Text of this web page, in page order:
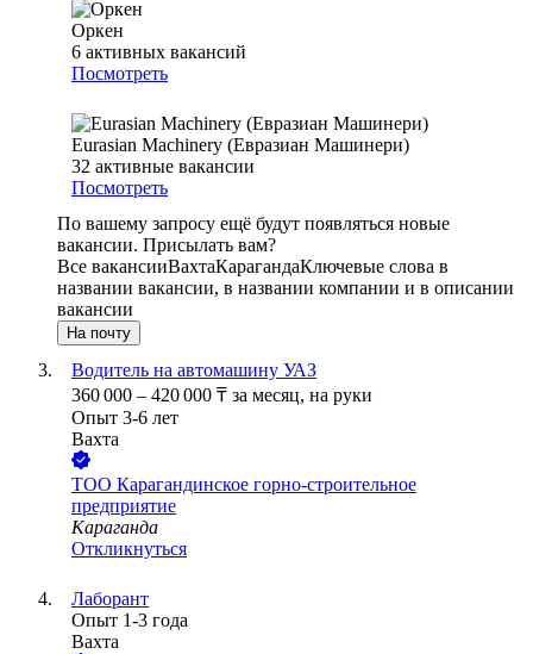
Оркен
6 активных вакансий
Посмотреть
Eurasian Machinery (Евразиан Машинери)
32 активные вакансии
Посмотреть
По вашему запросу ещё будут появляться новые
вакансии. Присылать вам?
Все вакансииВахтаКарагандаКлючевые слова в
названии вакансии, в названии компании и в описании
вакансии
На почту
Водитель на автомашину УАЗ
360 000 – 420 000 ₸ за месяц, на руки
Опыт 3-6 лет
Вахта
ТОО Карагандинское горно-строительное
предприятие
Караганда
Откликнуться
Лаборант
Опыт 1-3 года
Вахта